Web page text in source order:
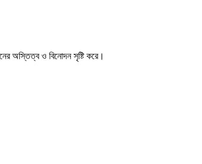
অস্তিত্ব ও বিনোদন সৃষ্টি করে।